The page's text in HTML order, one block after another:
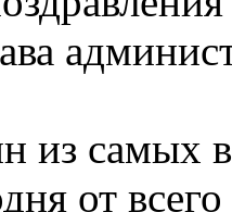
из самых
от всего